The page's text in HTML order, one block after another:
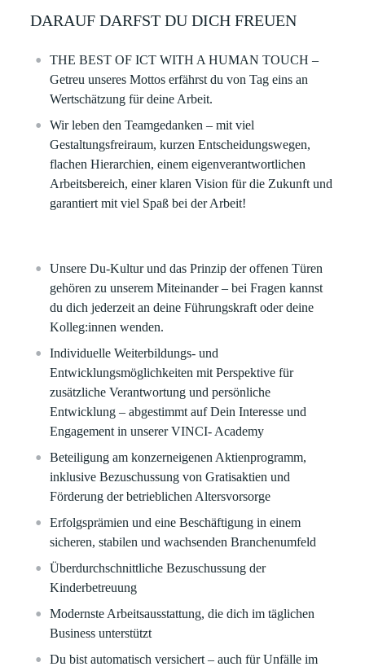
DARAUF DARFST DU DICH FREUEN
THE BEST OF ICT WITH A HUMAN TOUCH –
Getreu unseres Mottos erfährst du von Tag eins an
Wertschätzung für deine Arbeit. ​
Wir leben den Teamgedanken – mit viel
Gestaltungsfreiraum, kurzen Entscheidungswegen,
flachen Hierarchien, einem eigenverantwortlichen
Arbeitsbereich, einer klaren Vision für die Zukunft und
garantiert mit viel Spaß bei der Arbeit!​
Unsere Du-Kultur und das Prinzip der offenen Türen
gehören zu unserem Miteinander – bei Fragen kannst
du dich jederzeit an deine Führungskraft oder deine
Kolleg:innen wenden.
Individuelle Weiterbildungs‑ und
Entwicklungsmöglichkeiten mit Perspektive für
zusätzliche Verantwortung und persönliche
Entwicklung – abgestimmt auf Dein Interesse und
Engagement in unserer VINCI- Academy
Beteiligung am konzerneigenen Aktienprogramm,
inklusive Bezuschussung von Gratisaktien und
Förderung der betrieblichen Altersvorsorge
Erfolgsprämien und eine Beschäftigung in einem
sicheren, stabilen und wachsenden Branchenumfeld​
Überdurchschnittliche Bezuschussung der
Kinderbetreuung​
Modernste Arbeitsausstattung, die dich im täglichen
Business unterstützt
Du bist automatisch versichert – auch für Unfälle im